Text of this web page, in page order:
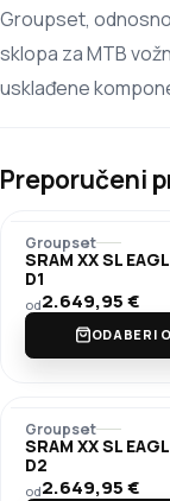
Groupset,
sklopa za MTB
usklađene
Preporučeni
Groupset
SRAM XX SL
D1
od2.649,95€
ODABERI
Groupset
SRAM XX SL
D2
od2.649,95€